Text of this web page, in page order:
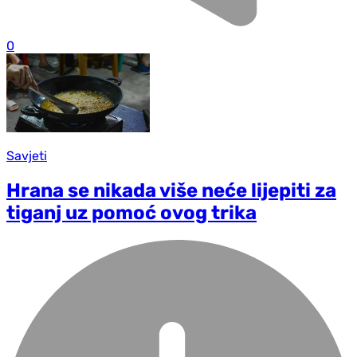
0
Savjeti
Hrana se nikada više neće lijepiti za
tiganj uz pomoć ovog trika